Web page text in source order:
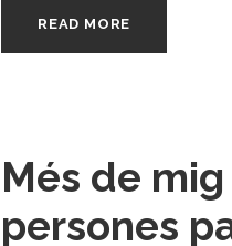
READ MORE
Més de
persones